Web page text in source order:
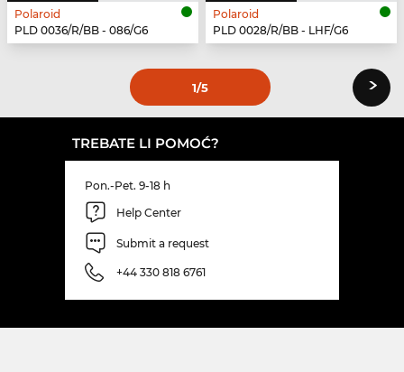
Polaroid
PLD 0036/R/BB - 086/G6
Polaroid
PLD 0028/R/BB - LHF/G6
1/5 ›
TREBATE LI POMOĆ?
Pon.-Pet. 9-18 h
Help Center
Submit a request
+44 330 818 6761